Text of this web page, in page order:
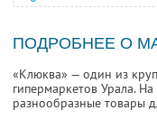
ПОДРОБНЕЕ О
«Клюква» — один из
гипермаркетов Урала.
разнообразные товары